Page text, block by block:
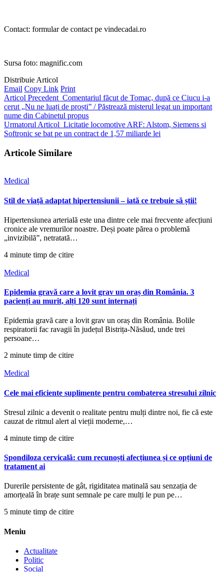
Contact: formular de contact pe vindecadai.ro
Sursa foto: magnific.com
Distribuie Articol
Email Copy Link Print
Articol Precedent Comentariul făcut de Tomac, după ce Ciucu i-a
cerut „Nu ne luați de proști” / Păstrează misterul legat un important
nume din Cabinetul propus
Urmatorul Articol Licitatie locomotive ARF: Alstom, Siemens si
Softronic se bat pe un contract de 1,57 miliarde lei
Articole Similare
Medical
Stil de viață adaptat hipertensiunii – iată ce trebuie să știi!
Hipertensiunea arterială este una dintre cele mai frecvente afecțiuni
cronice ale vremurilor noastre. Deși poate părea o problemă
„invizibilă”, netratată…
4 minute timp de citire
Medical
Epidemia gravă care a lovit grav un oraș din România. 3
pacienți au murit, alți 120 sunt internați
Epidemia gravă care a lovit grav un oraș din România. Bolile
respiratorii fac ravagii în județul Bistrița-Năsăud, unde trei
persoane…
2 minute timp de citire
Medical
Cele mai eficiente suplimente pentru combaterea stresului zilnic
Stresul zilnic a devenit o realitate pentru mulți dintre noi, fie că este
cauzat de ritmul alert al vieții moderne,…
4 minute timp de citire
Spondiloza cervicală: cum recunoști afecțiunea și ce opțiuni de
tratament ai
Durerile persistente de gât, rigiditatea matinală sau senzația de
amorțeală în brațe sunt semnale pe care mulți le pun pe…
5 minute timp de citire
Meniu
Actualitate
Politic
Social